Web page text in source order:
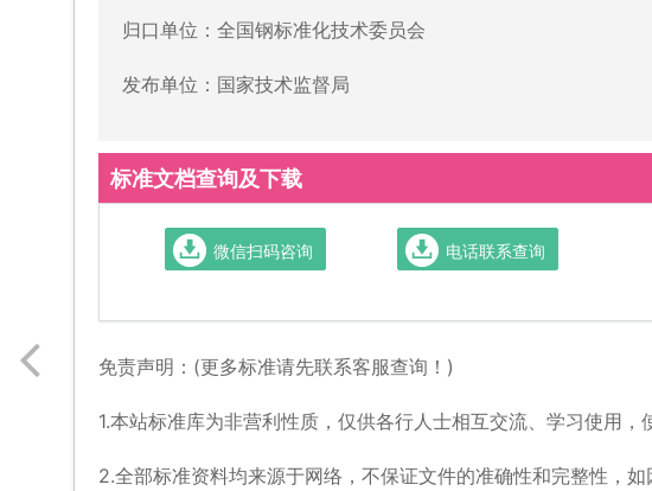
归口单位：全国钢标准化技术委员会
发布单位：国家技术监督局
标准文档查询及下载
微信扫码咨询 电话联系查询
免责声明：(更多标准请先联系客服查询！)
1.本站标准库为非营利性质，仅供各行人士相互交流、学习使用，
2.全部标准资料均来源于网络，不保证文件的准确性和完整性，